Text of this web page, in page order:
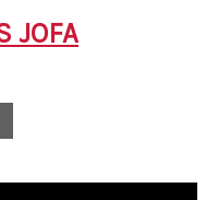
JOFA